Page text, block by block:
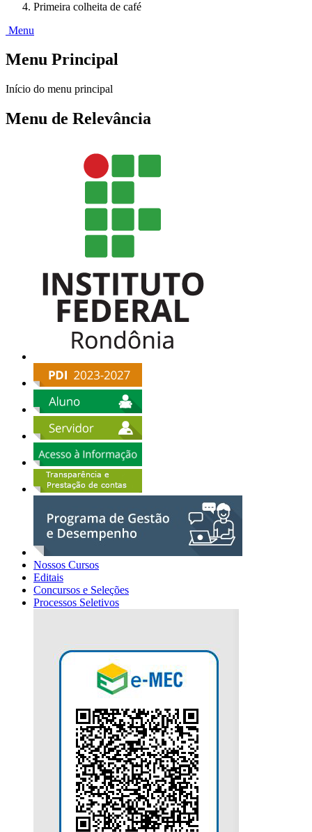
Primeira colheita de café
Menu
Menu Principal
Início do menu principal
Menu de Relevância
Nossos Cursos
Editais
Concursos e Seleções
Processos Seletivos